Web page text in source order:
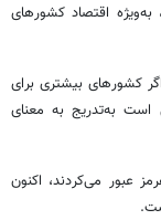
اقتصاد کشورهای
کشورهای بیشتری برای
است به‌تدریج به معنای
عبور می‌کردند، اکنون